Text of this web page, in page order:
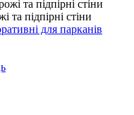
та підпірні стіни
для парканів